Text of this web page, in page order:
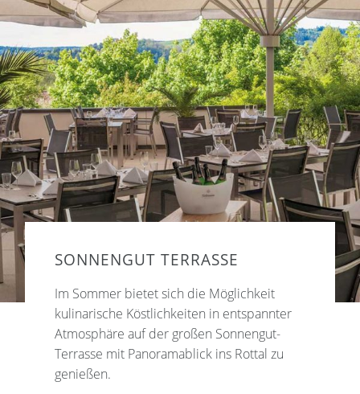
SONNENGUT TERRASSE
Im Sommer bietet sich die Möglichkeit
kulinarische Köstlichkeiten in entspannter
Atmosphäre auf der großen Sonnengut-
Terrasse mit Panoramablick ins Rottal zu
genießen.